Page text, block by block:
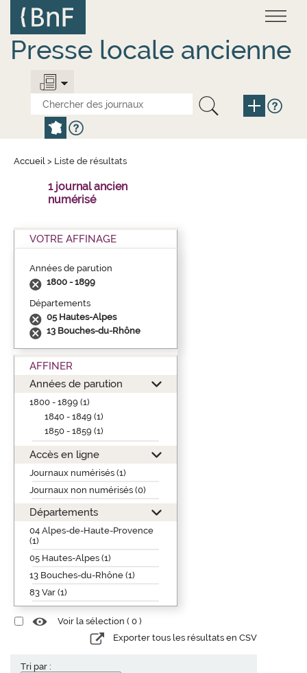
contenu
principal
Presse locale ancienne
Accueil > Liste de résultats
1 journal ancien
numérisé
VOTRE AFFINAGE
Années de parution
1800 - 1899
Départements
05 Hautes-Alpes
13 Bouches-du-Rhône
AFFINER
Années de parution
1800 - 1899 (1)
1840 - 1849 (1)
1850 - 1859 (1)
Accès en ligne
Journaux numérisés (1)
Journaux non numérisés (0)
Départements
04 Alpes-de-Haute-Provence
(1)
05 Hautes-Alpes (1)
13 Bouches-du-Rhône (1)
83 Var (1)
Voir la sélection ( 0 )
Exporter tous les résultats en CSV
Tri par :
Panneau de gestion des cookies